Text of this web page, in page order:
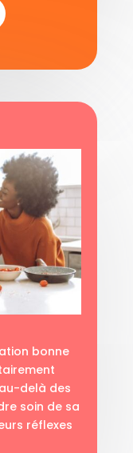
bonne
delà des
soin de sa
réflexes